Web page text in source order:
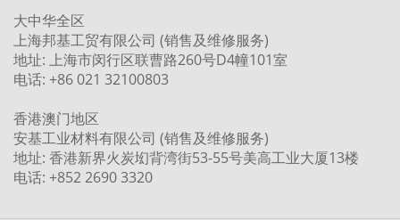
大中华全区
上海邦基工贸有限公司 (销售及维修服务)
地址: 上海市闵行区联曹路260号D4幢101室
电话: +86 021 32100803
香港澳门地区
安基工业材料有限公司 (销售及维修服务)
地址: 香港新界火炭㘭背湾街53-55号美高工业大厦13楼
电话: +852 2690 3320